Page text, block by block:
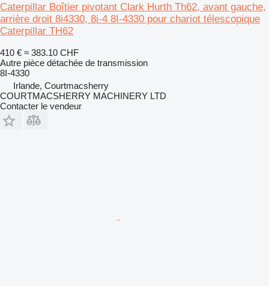
Caterpillar Boîtier pivotant Clark Hurth Th62, avant gauche,
arrière droit 8i4330, 8i-4 8I-4330 pour chariot télescopique
Caterpillar TH62
410 € ≈ 383.10 CHF
Autre pièce détachée de transmission
8I-4330
Irlande, Courtmacsherry
COURTMACSHERRY MACHINERY LTD
Contacter le vendeur